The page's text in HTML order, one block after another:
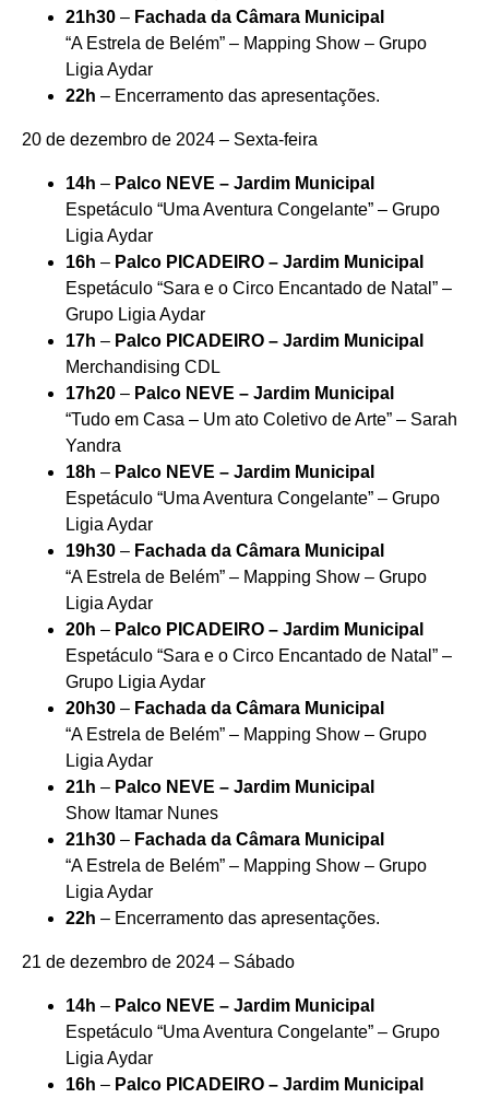
21h30 – Fachada da Câmara Municipal
“A Estrela de Belém” – Mapping Show – Grupo
Ligia Aydar
22h – Encerramento das apresentações.
20 de dezembro de 2024 – Sexta-feira
14h – Palco NEVE – Jardim Municipal
Espetáculo “Uma Aventura Congelante” – Grupo
Ligia Aydar
16h – Palco PICADEIRO – Jardim Municipal
Espetáculo “Sara e o Circo Encantado de Natal” –
Grupo Ligia Aydar
17h – Palco PICADEIRO – Jardim Municipal
Merchandising CDL
17h20 – Palco NEVE – Jardim Municipal
“Tudo em Casa – Um ato Coletivo de Arte” – Sarah
Yandra
18h – Palco NEVE – Jardim Municipal
Espetáculo “Uma Aventura Congelante” – Grupo
Ligia Aydar
19h30 – Fachada da Câmara Municipal
“A Estrela de Belém” – Mapping Show – Grupo
Ligia Aydar
20h – Palco PICADEIRO – Jardim Municipal
Espetáculo “Sara e o Circo Encantado de Natal” –
Grupo Ligia Aydar
20h30 – Fachada da Câmara Municipal
“A Estrela de Belém” – Mapping Show – Grupo
Ligia Aydar
21h – Palco NEVE – Jardim Municipal
Show Itamar Nunes
21h30 – Fachada da Câmara Municipal
“A Estrela de Belém” – Mapping Show – Grupo
Ligia Aydar
22h – Encerramento das apresentações.
21 de dezembro de 2024 – Sábado
14h – Palco NEVE – Jardim Municipal
Espetáculo “Uma Aventura Congelante” – Grupo
Ligia Aydar
16h – Palco PICADEIRO – Jardim Municipal